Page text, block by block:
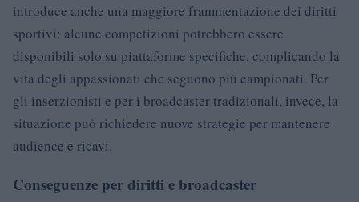
introduce anche una maggiore frammentazione dei diritti
sportivi: alcune competizioni potrebbero essere
disponibili solo su piattaforme specifiche, complicando la
vita degli appassionati che seguono più campionati. Per
gli inserzionisti e per i broadcaster tradizionali, invece, la
situazione può richiedere nuove strategie per mantenere
audience e ricavi.
Conseguenze per diritti e broadcaster